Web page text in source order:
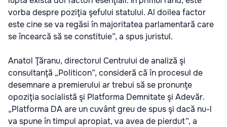
vorba despre poziţia şefului statului. Al doilea factor
este cine se va regăsi în majoritatea parlamentară care
se încearcă să se constituie”, a spus juristul.
Anatol Ţăranu, directorul Centrului de analiză şi
consultanţă „Politicon”, consideră că în procesul de
desemnare a premierului ar trebui să se pronunţe
opoziţia socialistă şi Platforma Demnitate şi Adevăr.
„Platforma DA are un cuvânt greu de spus şi dacă nu-l
va spune în timpul apropiat, va avea de pierdut”, a